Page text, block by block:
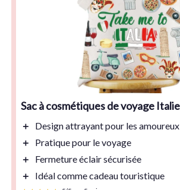
Sac à cosmétiques de voyage Italie
＋ Designattrayantpour les
＋
Pratiquepour le voyage
＋
Fermeture éclairsécurisée
＋
Idéalcomme cadeau touristique